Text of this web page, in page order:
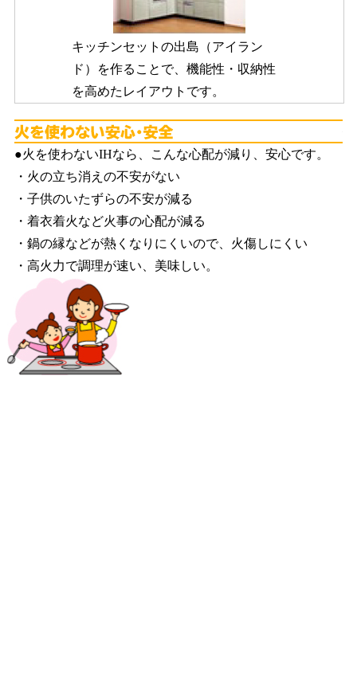
キッチンセットの出島（アイラン
ド）を作ることで、機能性・収納性
を高めたレイアウトです。
●火を使わないIHなら、こんな心配が減り、安心です。
・火の立ち消えの不安がない
・子供のいたずらの不安が減る
・着衣着火など火事の心配が減る
・鍋の縁などが熱くなりにくいので、火傷しにくい
・高火力で調理が速い、美味しい。